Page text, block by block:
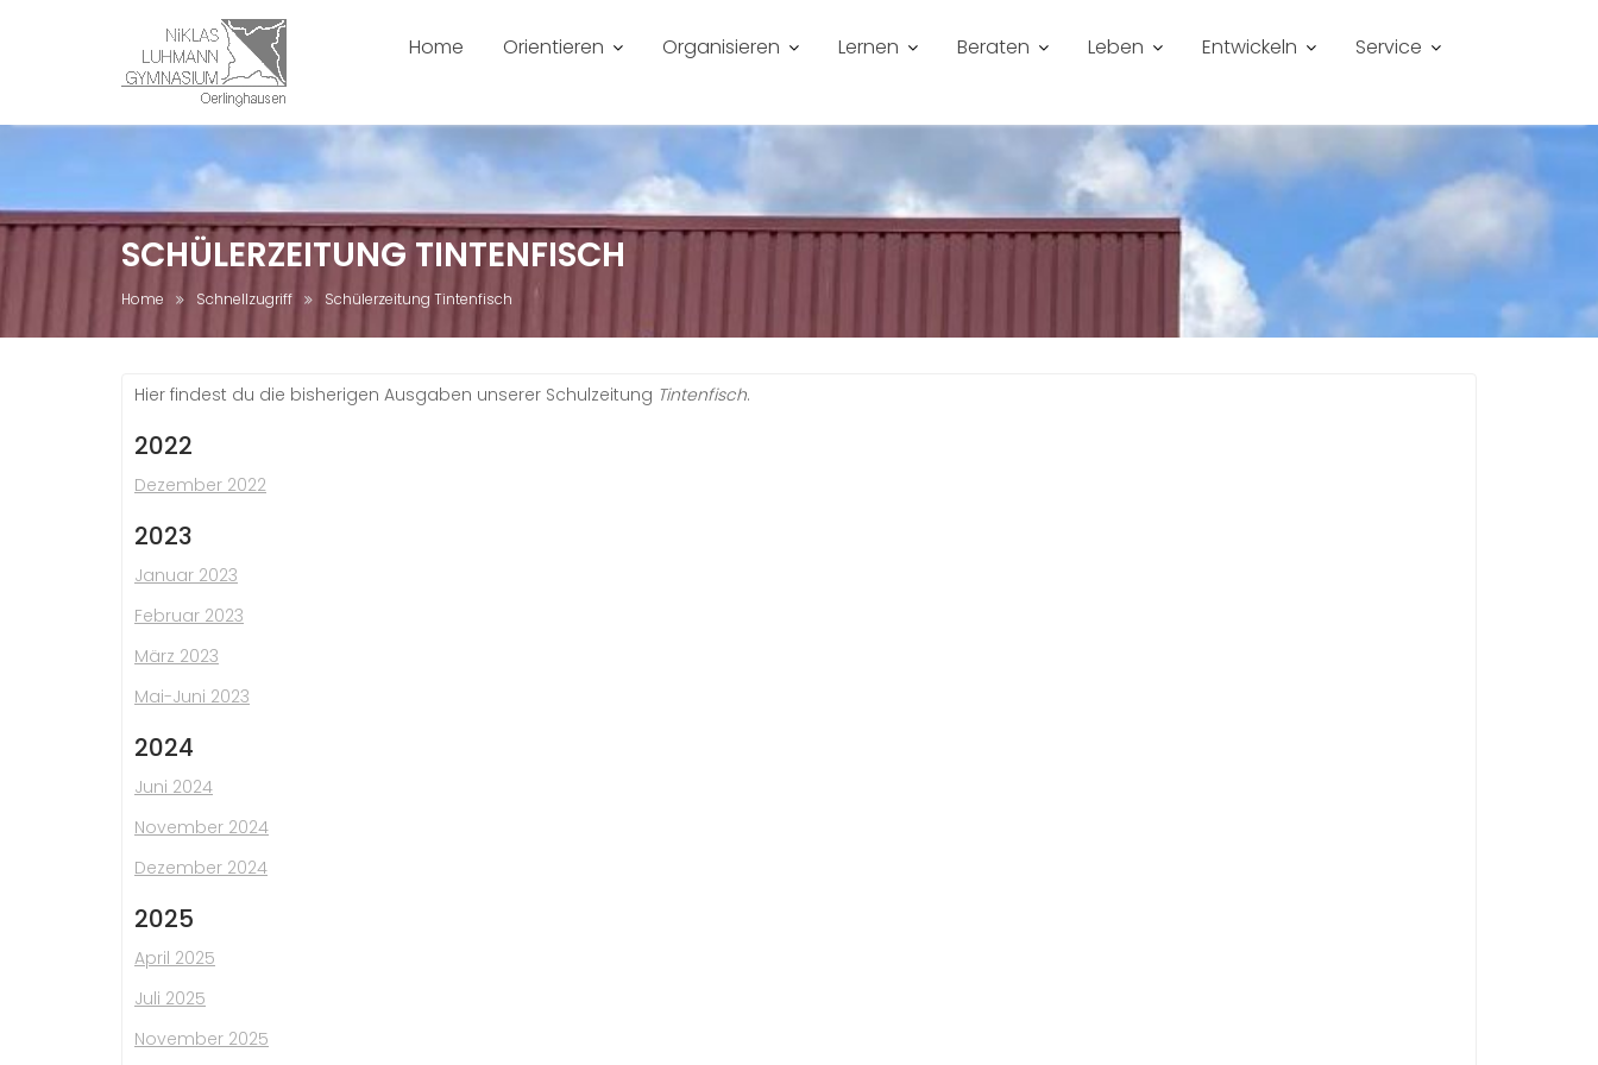
Home Orientieren Organisieren Lernen Beraten Leben Entwickeln Service
SCHÜLERZEITUNG TINTENFISCH
Home Schnellzugriff Schülerzeitung Tintenfisch
Hier findest du die bisherigen Ausgaben unserer Schulzeitung Tintenfisch.
2022
Dezember 2022
2023
Januar 2023
Februar 2023
März 2023
Mai-Juni 2023
2024
Juni 2024
November 2024
Dezember 2024
2025
April 2025
Juli 2025
November 2025